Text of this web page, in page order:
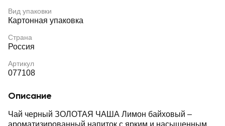
Вид упаковки
Картонная упаковка
Страна
Россия
Артикул
077108
Описание
Чай черный ЗОЛОТАЯ ЧАША Лимон байховый –
ароматизированный напиток с ярким и насыщенным